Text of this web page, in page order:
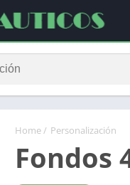
Home/ Personalización
Fondos